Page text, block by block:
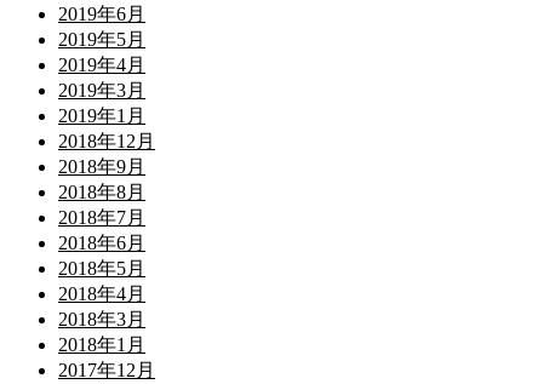
2019年6月
2019年5月
2019年4月
2019年3月
2019年1月
2018年12月
2018年9月
2018年8月
2018年7月
2018年6月
2018年5月
2018年4月
2018年3月
2018年1月
2017年12月